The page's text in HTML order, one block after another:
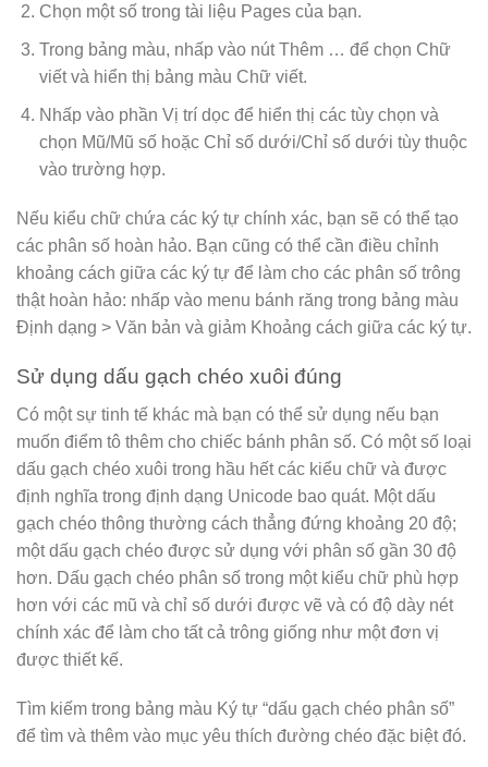
Chọn một số trong tài liệu Pages của bạn.
Trong bảng màu, nhấp vào nút Thêm … để chọn Chữ
viết và hiển thị bảng màu Chữ viết.
Nhấp vào phần Vị trí dọc để hiển thị các tùy chọn và
chọn Mũ/Mũ số hoặc Chỉ số dưới/Chỉ số dưới tùy thuộc
vào trường hợp.
Nếu kiểu chữ chứa các ký tự chính xác, bạn sẽ có thể tạo
các phân số hoàn hảo. Bạn cũng có thể cần điều chỉnh
khoảng cách giữa các ký tự để làm cho các phân số trông
thật hoàn hảo: nhấp vào menu bánh răng trong bảng màu
Định dạng > Văn bản và giảm Khoảng cách giữa các ký tự.
Sử dụng dấu gạch chéo xuôi đúng
Có một sự tinh tế khác mà bạn có thể sử dụng nếu bạn
muốn điểm tô thêm cho chiếc bánh phân số. Có một số loại
dấu gạch chéo xuôi trong hầu hết các kiểu chữ và được
định nghĩa trong định dạng Unicode bao quát. Một dấu
gạch chéo thông thường cách thẳng đứng khoảng 20 độ;
một dấu gạch chéo được sử dụng với phân số gần 30 độ
hơn. Dấu gạch chéo phân số trong một kiểu chữ phù hợp
hơn với các mũ và chỉ số dưới được vẽ và có độ dày nét
chính xác để làm cho tất cả trông giống như một đơn vị
được thiết kế.
Tìm kiếm trong bảng màu Ký tự “dấu gạch chéo phân số”
để tìm và thêm vào mục yêu thích đường chéo đặc biệt đó.